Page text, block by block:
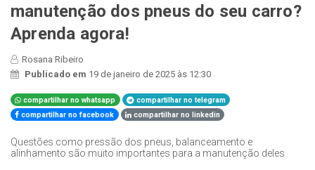
manutenção dos pneus do seu carro?
Aprenda agora!
Rosana Ribeiro
Publicado em 19 de janeiro de 2025 às 12:30
compartilhar no whatsapp
compartilhar no telegram
compartilhar no facebook
compartilhar no linkedin
Questões como pressão dos pneus, balanceamento e
alinhamento são muito importantes para a manutenção deles